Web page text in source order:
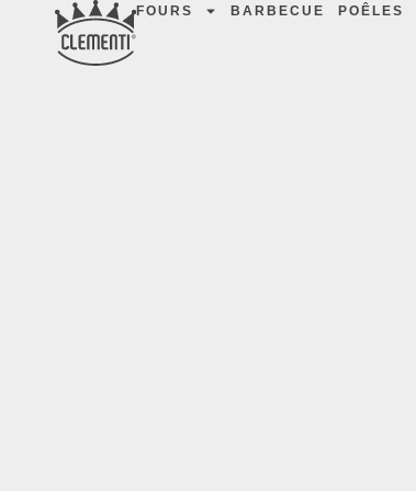
FOURS BARBECUE POÊLES